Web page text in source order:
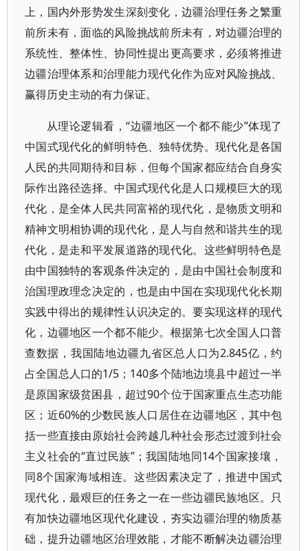
上，国内外形势发生深刻变化，边疆治理任务之繁重
前所未有，面临的风险挑战前所未有，对边疆治理的
系统性、整体性、协同性提出更高要求，必须将推进
边疆治理体系和治理能力现代化作为应对风险挑战、
赢得历史主动的有力保证。
从理论逻辑看，“边疆地区一个都不能少”体现了
中国式现代化的鲜明特色、独特优势。现代化是各国
人民的共同期待和目标，但每个国家都应结合自身实
际作出路径选择。中国式现代化是人口规模巨大的现
代化，是全体人民共同富裕的现代化，是物质文明和
精神文明相协调的现代化，是人与自然和谐共生的现
代化，是走和平发展道路的现代化。这些鲜明特色是
由中国独特的客观条件决定的，是由中国社会制度和
治国理政理念决定的，也是由中国在实现现代化长期
实践中得出的规律性认识决定的。要实现这样的现代
化，边疆地区一个都不能少。根据第七次全国人口普
查数据，我国陆地边疆九省区总人口为2.845亿，约
占全国总人口的1/5；140多个陆地边境县中超过一半
是原国家级贫困县，超过90个位于国家重点生态功能
区；近60%的少数民族人口居住在边疆地区，其中包
括一些直接由原始社会跨越几种社会形态过渡到社会
主义社会的“直过民族”；我国陆地同14个国家接壤，
同8个国家海域相连。这些因素决定了，推进中国式
现代化，最艰巨的任务之一在一些边疆民族地区。只
有加快边疆地区现代化建设，夯实边疆治理的物质基
础，提升边疆地区治理效能，才能不断解决边疆治理